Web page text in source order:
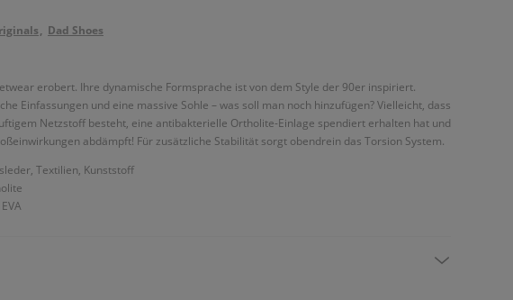
Dad Shoes
erobert. Ihre dynamische Formsprache ist von dem Style der 90er inspiriert.
Einfassungen und eine massive Sohle – was soll man noch hinzufügen? Vielleicht, dass
Netzstoff besteht, eine antibakterielle Ortholite-Einlage spendiert erhalten hat und
abdämpft! Für zusätzliche Stabilität sorgt obendrein das Torsion System.
Textilien, Kunststoff